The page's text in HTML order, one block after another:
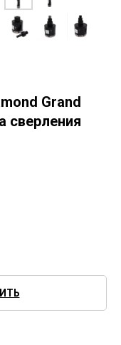
Grand
сверления